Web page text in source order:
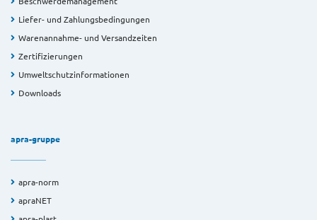
Liefer- und Zahlungsbedingungen
Warenannahme- und Versandzeiten
Zertifizierungen
Umweltschutzinformationen
Downloads
apra-gruppe
apra-norm
apraNET